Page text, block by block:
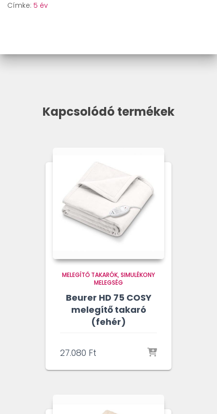
Címke: 5 év
Kapcsolódó termékek
MELEGÍTŐ TAKARÓK SIMULÉKONY
MELEGSÉG
Beurer HD 75 COSY
melegítő takaró
(fehér)
27.080 Ft